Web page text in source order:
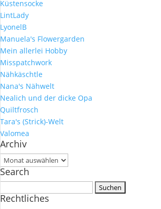
Küstensocke
LintLady
LyonelB
Manuela's Flowergarden
Mein allerlei Hobby
Misspatchwork
Nähkäschtle
Nana's Nähwelt
Nealich und der dicke Opa
Quiltfrosch
Tara's (Strick)-Welt
Valomea
Archiv
Archiv
Search
nach:
Rechtliches